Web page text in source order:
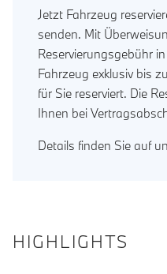
Jetzt Fahrzeug
senden. Mit
Reservierungsgebühr
Fahrzeug exklusiv bis
für Sie reserviert. Die
Ihnen bei
Details finden Sie auf
HIGHLIGHTS